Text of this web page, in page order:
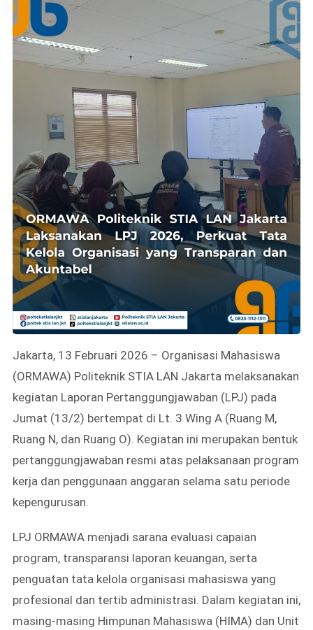
Jakarta, 13 Februari 2026 – Organisasi Mahasiswa
(ORMAWA) Politeknik STIA LAN Jakarta melaksanakan
kegiatan Laporan Pertanggungjawaban (LPJ) pada
Jumat (13/2) bertempat di Lt. 3 Wing A (Ruang M,
Ruang N, dan Ruang O). Kegiatan ini merupakan bentuk
pertanggungjawaban resmi atas pelaksanaan program
kerja dan penggunaan anggaran selama satu periode
kepengurusan.
LPJ ORMAWA menjadi sarana evaluasi capaian
program, transparansi laporan keuangan, serta
penguatan tata kelola organisasi mahasiswa yang
profesional dan tertib administrasi. Dalam kegiatan ini,
masing-masing Himpunan Mahasiswa (HIMA) dan Unit